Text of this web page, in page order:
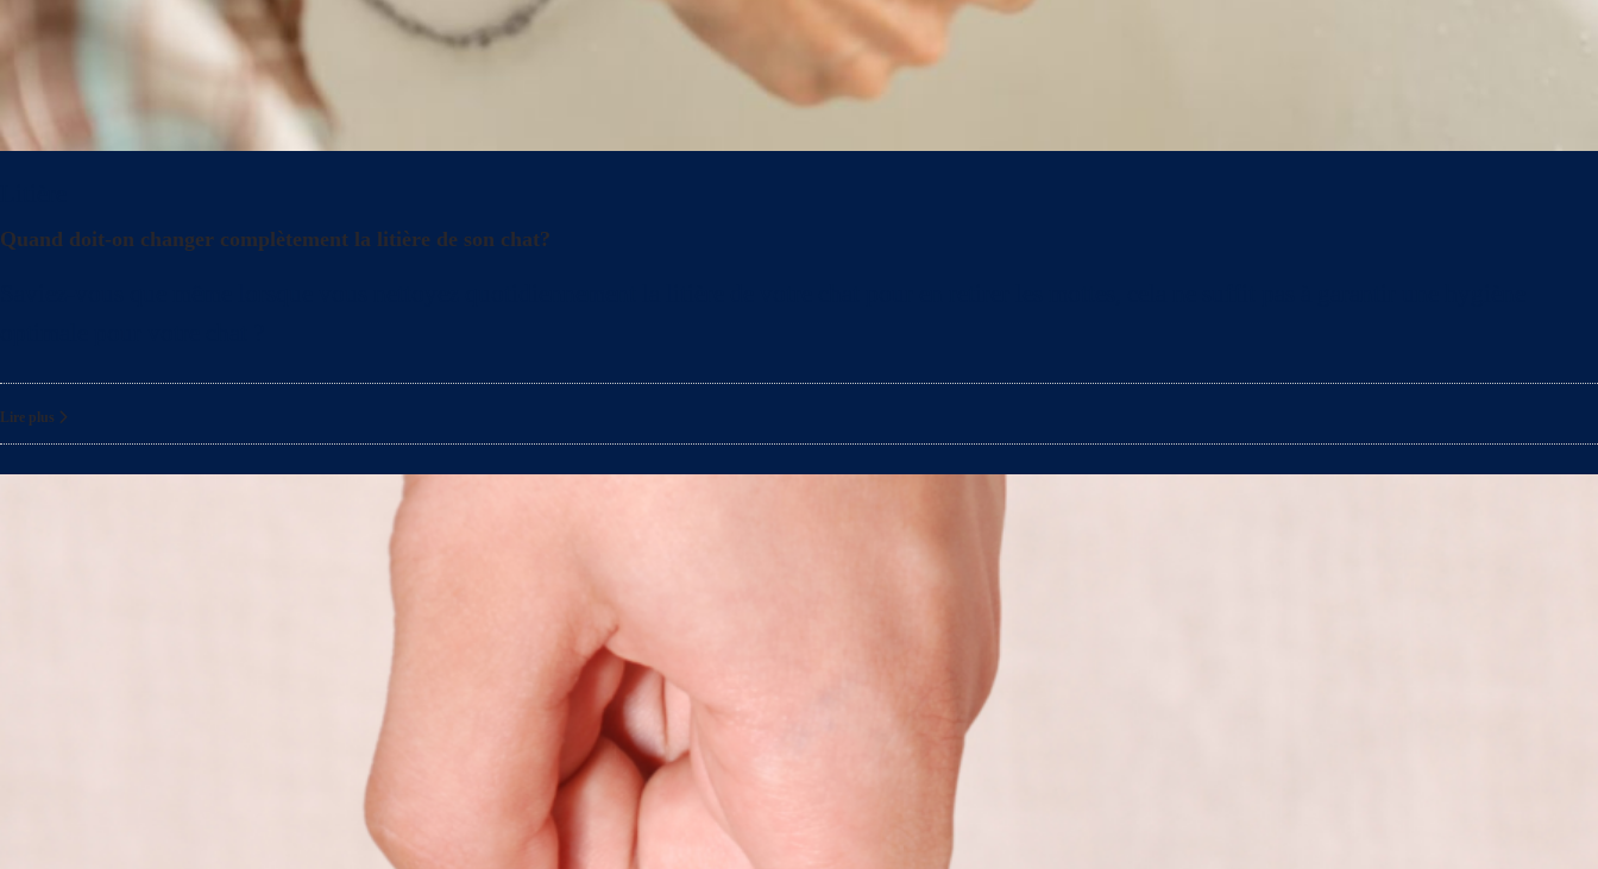
Quand doit-on changer complètement la litière de son chat?
Lire plus